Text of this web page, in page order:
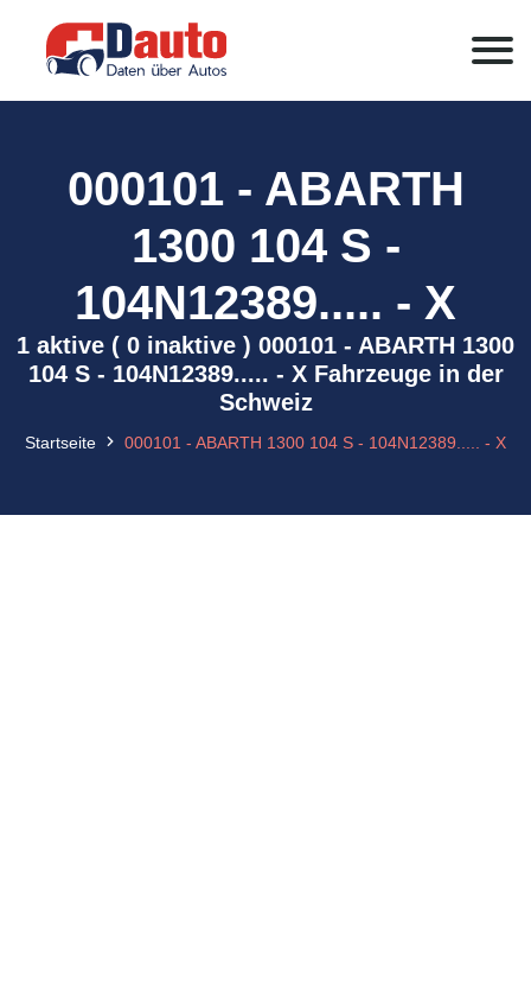
000101 - ABARTH
1300 104 S -
104N12389..... - X
1 aktive ( 0 inaktive ) 000101 - ABARTH 1300
104 S - 104N12389..... - X Fahrzeuge in der
Schweiz
Startseite 000101 - ABARTH 1300 104 S - 104N12389..... - X